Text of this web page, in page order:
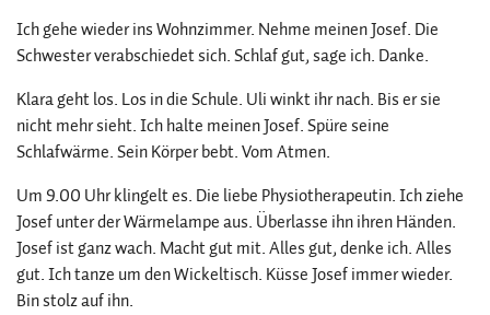
Ich gehe wieder ins Wohnzimmer. Nehme meinen Josef. Die
Schwester verabschiedet sich. Schlaf gut, sage ich. Danke.
Klara geht los. Los in die Schule. Uli winkt ihr nach. Bis er sie
nicht mehr sieht. Ich halte meinen Josef. Spüre seine
Schlafwärme. Sein Körper bebt. Vom Atmen.
Um 9.00 Uhr klingelt es. Die liebe Physiotherapeutin. Ich ziehe
Josef unter der Wärmelampe aus. Überlasse ihn ihren Händen.
Josef ist ganz wach. Macht gut mit. Alles gut, denke ich. Alles
gut. Ich tanze um den Wickeltisch. Küsse Josef immer wieder.
Bin stolz auf ihn.